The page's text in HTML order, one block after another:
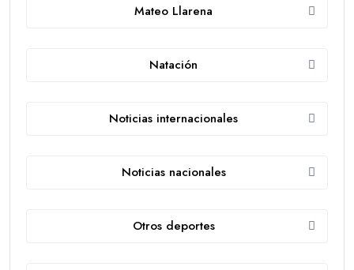
Mateo Llarena
Natación
Noticias internacionales
Noticias nacionales
Otros deportes